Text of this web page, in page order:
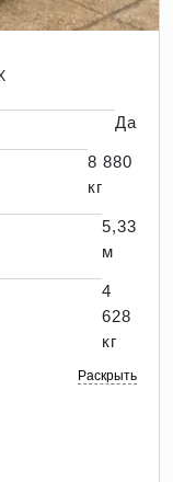
Да
8 880
кг
5,33
м
4
628
кг
Раскрыть